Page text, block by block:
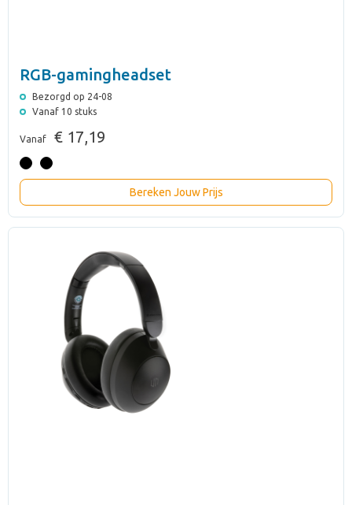
RGB-gamingheadset
Bezorgd op 24-08
Vanaf 10 stuks
Vanaf € 17,19
Bereken Jouw Prijs